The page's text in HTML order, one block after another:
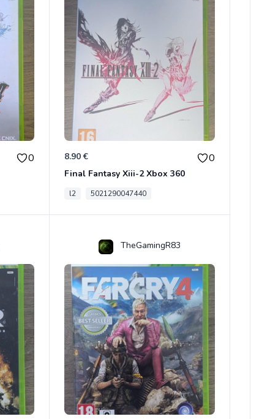
0 8.90 € 0
Final Fantasy Xiii-2 Xbox 360
l2 5021290047440
TheGamingR83